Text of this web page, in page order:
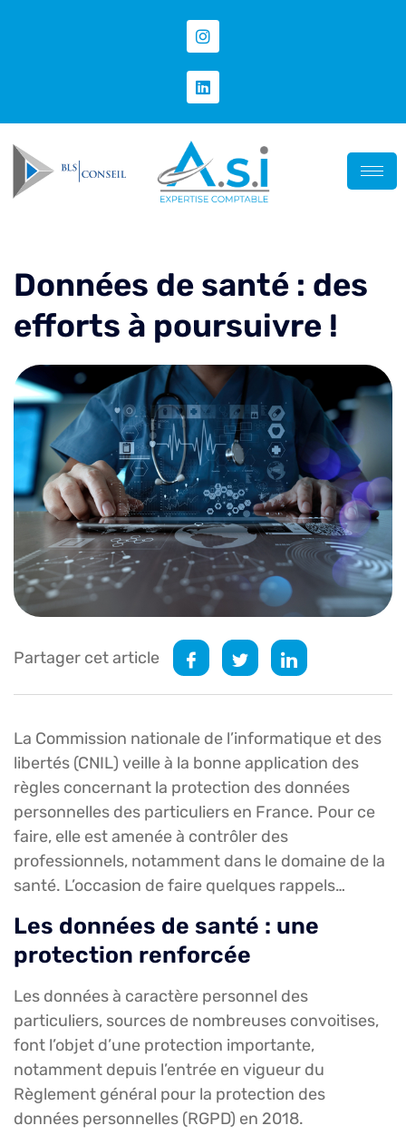
Données de santé : des
efforts à poursuivre !
Partager cet article
La Commission nationale de l’informatique et des
libertés (CNIL) veille à la bonne application des
règles concernant la protection des données
personnelles des particuliers en France. Pour ce
faire, elle est amenée à contrôler des
professionnels, notamment dans le domaine de la
santé. L’occasion de faire quelques rappels…
Les données de santé : une
protection renforcée
Les données à caractère personnel des
particuliers, sources de nombreuses convoitises,
font l’objet d’une protection importante,
notamment depuis l’entrée en vigueur du
Règlement général pour la protection des
données personnelles (RGPD) en 2018.